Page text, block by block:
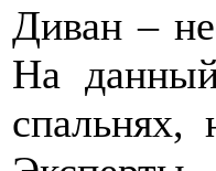
Диван –
На